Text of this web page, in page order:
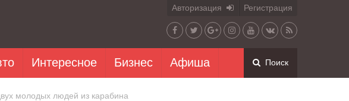
Авторизация Регистрация
Интересное Бизнес Афиша Поиск
молодых людей из карабина